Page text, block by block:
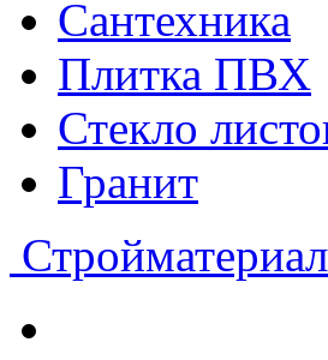
Сантехника
Плитка ПВХ
Стекло
Гранит